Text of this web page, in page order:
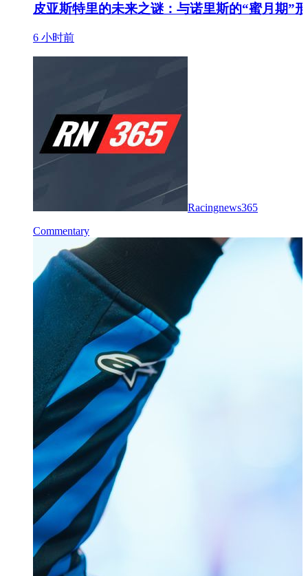
皮亚斯特里的未来之谜：与诺里斯的“蜜月期”
6 小时前
Racingnews365
Commentary